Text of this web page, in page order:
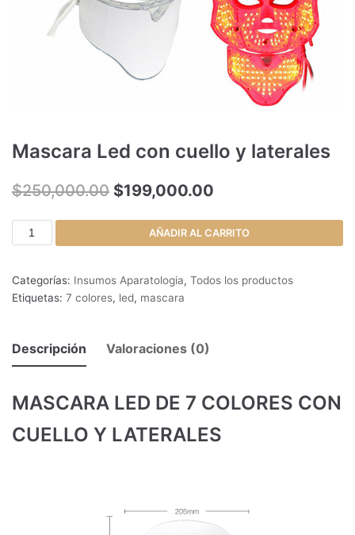
Mascara Led con cuello y laterales
$250,000.00 $199,000.00
AÑADIR AL CARRITO
Categorías: Insumos Aparatologia, Todos los productos
Etiquetas: 7 colores, led, mascara
Descripción Valoraciones (0)
MASCARA LED DE 7 COLORES CON
CUELLO Y LATERALES